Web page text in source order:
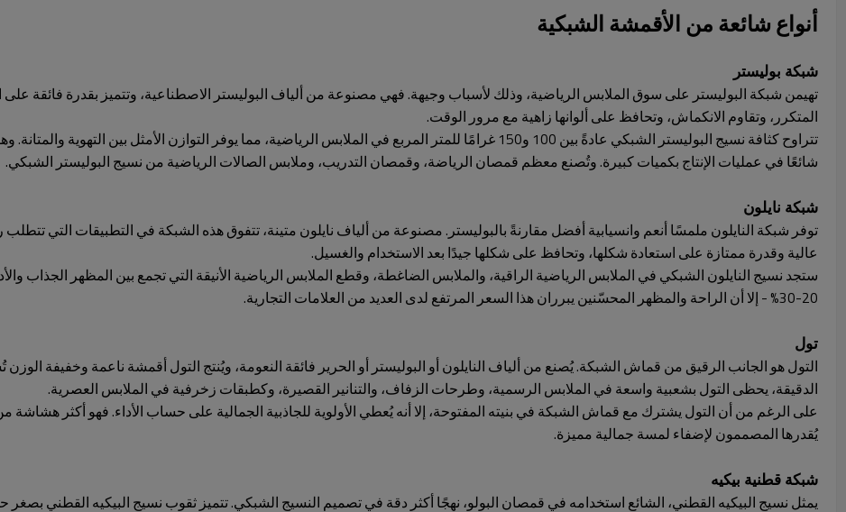
أنواع شائعة من الأقمشة الشبكية
شبكة بوليستر
تهيمن شبكة البوليستر على سوق الملابس الرياضية، وذلك لأسباب وجيهة. فهي مصنوعة من ألياف البوليستر الاصطناعية، وتتميز بقدرة فائقة
المتكرر، وتقاوم الانكماش، وتحافظ على ألوانها زاهية مع مرور الوقت.
تتراوح كثافة نسيج البوليستر الشبكي عادةً بين 100 و150 غرامًا للمتر المربع في الملابس الرياضية، مما يوفر التوازن
شائعًا في عمليات الإنتاج بكميات كبيرة. وتُصنع معظم قمصان الرياضة، وقمصان التدريب، وملابس الصالات الرياضية من نسيج البوليستر الشبكي.
شبكة نايلون
توفر شبكة النايلون ملمسًا أنعم وانسيابية أفضل مقارنةً بالبوليستر. مصنوعة من ألياف نايلون متينة، تتفوق هذه الشبكة في التطبيقات التي تتطلب
عالية وقدرة ممتازة على استعادة شكلها، وتحافظ على شكلها جيدًا بعد الاستخدام والغسيل.
ستجد نسيج النايلون الشبكي في الملابس الرياضية الراقية، والملابس الضاغطة، وقطع الملابس الرياضية الأنيقة التي تجمع بين المظهر الجذاب
20-30% - إلا أن الراحة والمظهر المحسّنين يبرران هذا السعر المرتفع لدى العديد من العلامات التجارية.
تول
التول هو الجانب الرقيق من قماش الشبكة. يُصنع من ألياف النايلون أو البوليستر أو الحرير فائقة النعومة، ويُنتج التول أقمشة ناعمة وخفيفة
الدقيقة، يحظى التول بشعبية واسعة في الملابس الرسمية، وطرحات الزفاف، والتنانير القصيرة، وكطبقات زخرفية في الملابس العصرية.
على الرغم من أن التول يشترك مع قماش الشبكة في بنيته المفتوحة، إلا أنه يُعطي الأولوية للجاذبية الجمالية على حساب الأداء. فهو أكثر هشاشة من
يُقدرها المصممون لإضفاء لمسة جمالية مميزة.
شبكة قطنية بيكيه
يمثل نسيج البيكيه القطني، الشائع استخدامه في قمصان البولو، نهجًا أكثر دقة في تصميم النسيج الشبكي. تتميز ثقوب نسيج البيكيه القطني بصغر